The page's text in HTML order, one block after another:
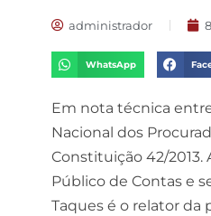
administrador
WhatsApp
Em nota técnica
Nacional dos
Constituição 42/2013.
Público de Contas e
Taques é o relator da